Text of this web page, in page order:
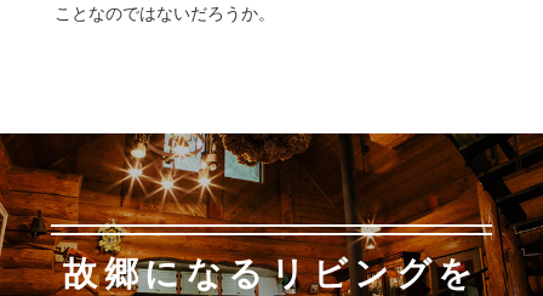
ことなのではないだろうか。
故郷になるリビングを